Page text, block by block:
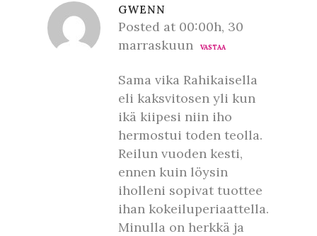
GWENN
Posted at 00:00h, 30
marraskuun
VASTAA
Sama vika Rahikaisella
eli kaksvitosen yli kun
ikä kiipesi niin iho
hermostui toden teolla.
Reilun vuoden kesti,
ennen kuin löysin
iholleni sopivat tuottee
ihan kokeiluperiaattella.
Minulla on herkkä ja